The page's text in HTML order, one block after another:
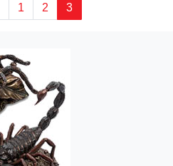
1 2 3